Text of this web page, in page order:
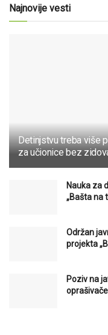
Najnovije vesti
Detinjstvu treba više
za učionice bez
Nauka za
„Bašta na
Održan
projekta
Poziv na